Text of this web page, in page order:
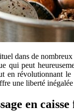
dans de
qui peut
en révolutionnant
une liberté
en